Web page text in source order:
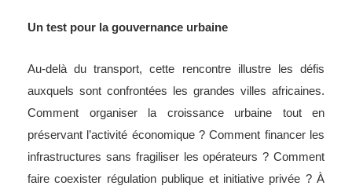
Un test pour la gouvernance urbaine
Au-delà du transport, cette rencontre illustre les défis
auxquels sont confrontées les grandes villes africaines.
Comment organiser la croissance urbaine tout en
préservant l’activité économique ? Comment financer les
infrastructures sans fragiliser les opérateurs ? Comment
faire coexister régulation publique et initiative privée ? À